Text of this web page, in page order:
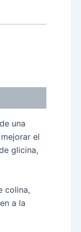
una
el
glicina,
colina,
a la